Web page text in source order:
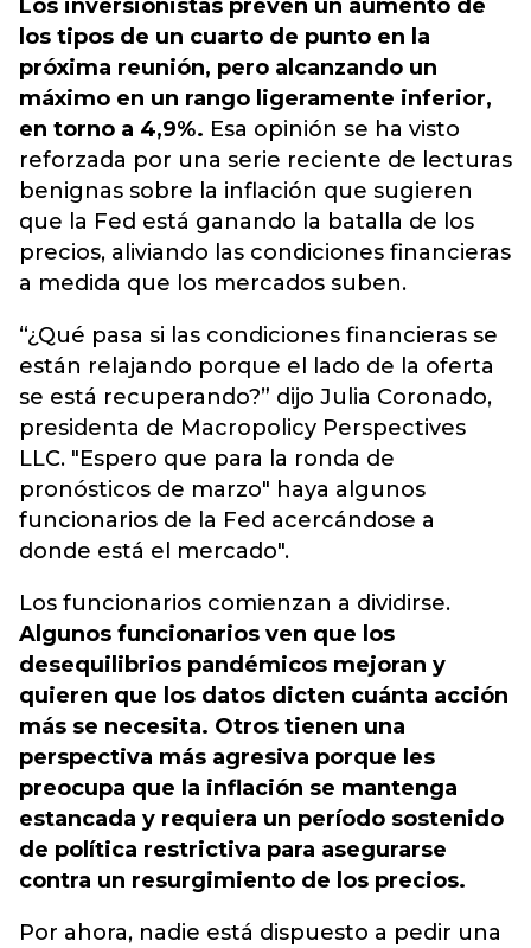
Los inversionistas prevén un aumento de
los tipos de un cuarto de punto en la
próxima reunión, pero alcanzando un
máximo en un rango ligeramente inferior,
en torno a 4,9%. Esa opinión se ha visto
reforzada por una serie reciente de lecturas
benignas sobre la inflación que sugieren
que la Fed está ganando la batalla de los
precios, aliviando las condiciones financieras
a medida que los mercados suben.
“¿Qué pasa si las condiciones financieras se
están relajando porque el lado de la oferta
se está recuperando?” dijo Julia Coronado,
presidenta de Macropolicy Perspectives
LLC. "Espero que para la ronda de
pronósticos de marzo" haya algunos
funcionarios de la Fed acercándose a
donde está el mercado".
Los funcionarios comienzan a dividirse.
Algunos funcionarios ven que los
desequilibrios pandémicos mejoran y
quieren que los datos dicten cuánta acción
más se necesita. Otros tienen una
perspectiva más agresiva porque les
preocupa que la inflación se mantenga
estancada y requiera un período sostenido
de política restrictiva para asegurarse
contra un resurgimiento de los precios.
Por ahora, nadie está dispuesto a pedir una